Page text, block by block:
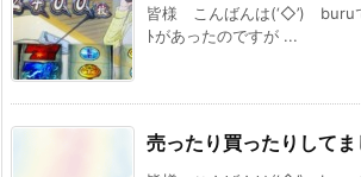
皆様 こんばんは(‘◇’)ゞburu
ﾄがあったのですが ...
売ったり買ったりしてま